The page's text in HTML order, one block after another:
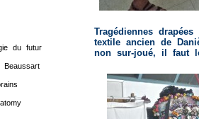
du futur
Beaussart
Tragédiennes
textile ancien de
non sur-joué, il faut